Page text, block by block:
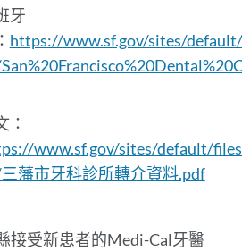
牙
https://www.sf.gov/sites/
：
www.sf.gov/sites/default/
藩市牙科診所轉介資料.pdf
接受新患者的Medi-Cal牙醫